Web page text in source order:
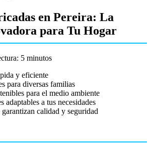
en Pereira: La
para Tu Hogar
5 minutos
y eficiente
para diversas familias
para el medio ambiente
adaptables a tus necesidades
calidad y seguridad